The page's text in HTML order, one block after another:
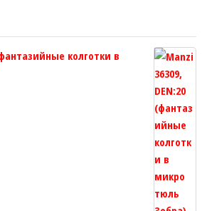
товара.
странице
товара.
колготки в